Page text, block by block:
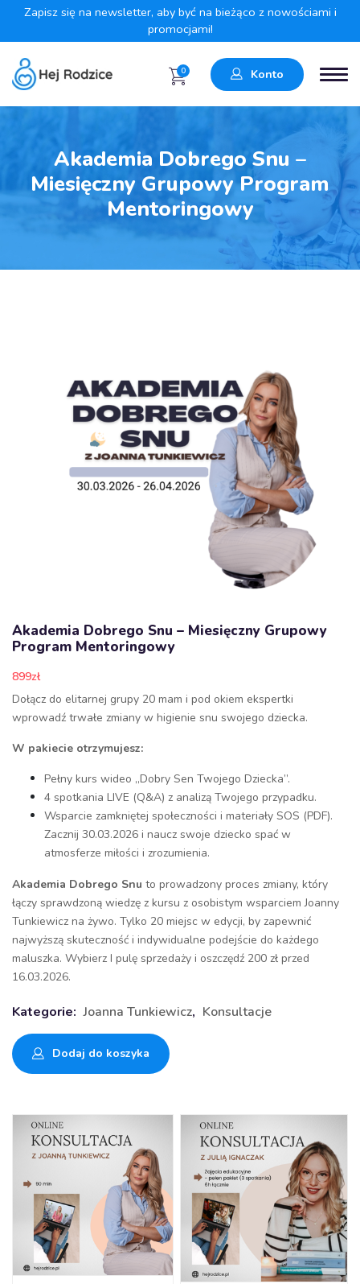
Zapisz się na newsletter, aby być na bieżąco z nowościami i
promocjami!
0 Konto
Akademia Dobrego Snu –
Miesięczny Grupowy Program
Mentoringowy
Akademia Dobrego Snu – Miesięczny Grupowy
Program Mentoringowy
899zł
Dołącz do elitarnej grupy 20 mam i pod okiem ekspertki
wprowadź trwałe zmiany w higienie snu swojego dziecka.
W pakiecie otrzymujesz:
Pełny kurs wideo „Dobry Sen Twojego Dziecka”.
4 spotkania LIVE (Q&A) z analizą Twojego przypadku.
Wsparcie zamkniętej społeczności i materiały SOS (PDF).
Zacznij 30.03.2026 i naucz swoje dziecko spać w
atmosferze miłości i zrozumienia.
Akademia Dobrego Snu to prowadzony proces zmiany, który
łączy sprawdzoną wiedzę z kursu z osobistym wsparciem Joanny
Tunkiewicz na żywo. Tylko 20 miejsc w edycji, by zapewnić
najwyższą skuteczność i indywidualne podejście do każdego
maluszka. Wybierz I pulę sprzedaży i oszczędź 200 zł przed
16.03.2026.
Kategorie: Joanna Tunkiewicz, Konsultacje
Dodaj do koszyka